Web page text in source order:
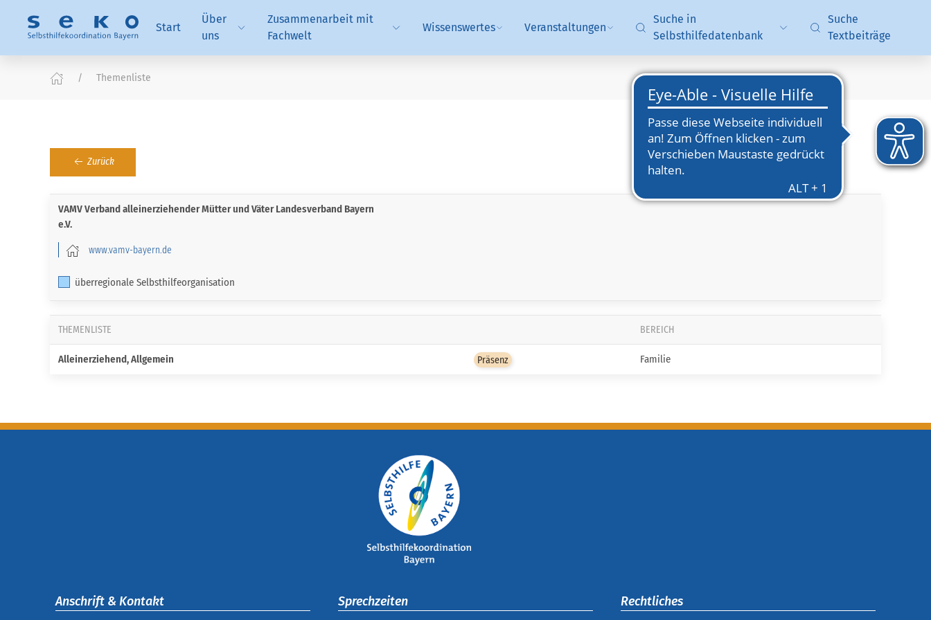
Start
Über
uns
Zusammenarbeit mit
Fachwelt
Wissenswertes Veranstaltungen
Suche in
Selbsthilfedatenbank
Suche
Textbeiträge
Themenliste
Zurück
VAMV Verband alleinerziehender Mütter und Väter Landesverband Bayern
e.V.
www.vamv-bayern.de
überregionale Selbsthilfeorganisation
THEMENLISTE BEREICH
Alleinerziehend, Allgemein Präsenz Familie
Anschrift & Kontakt Sprechzeiten Rechtliches